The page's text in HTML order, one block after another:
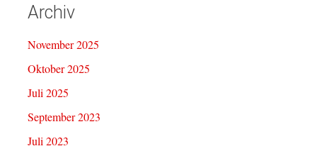
Archiv
November 2025
Oktober 2025
Juli 2025
September 2023
Juli 2023